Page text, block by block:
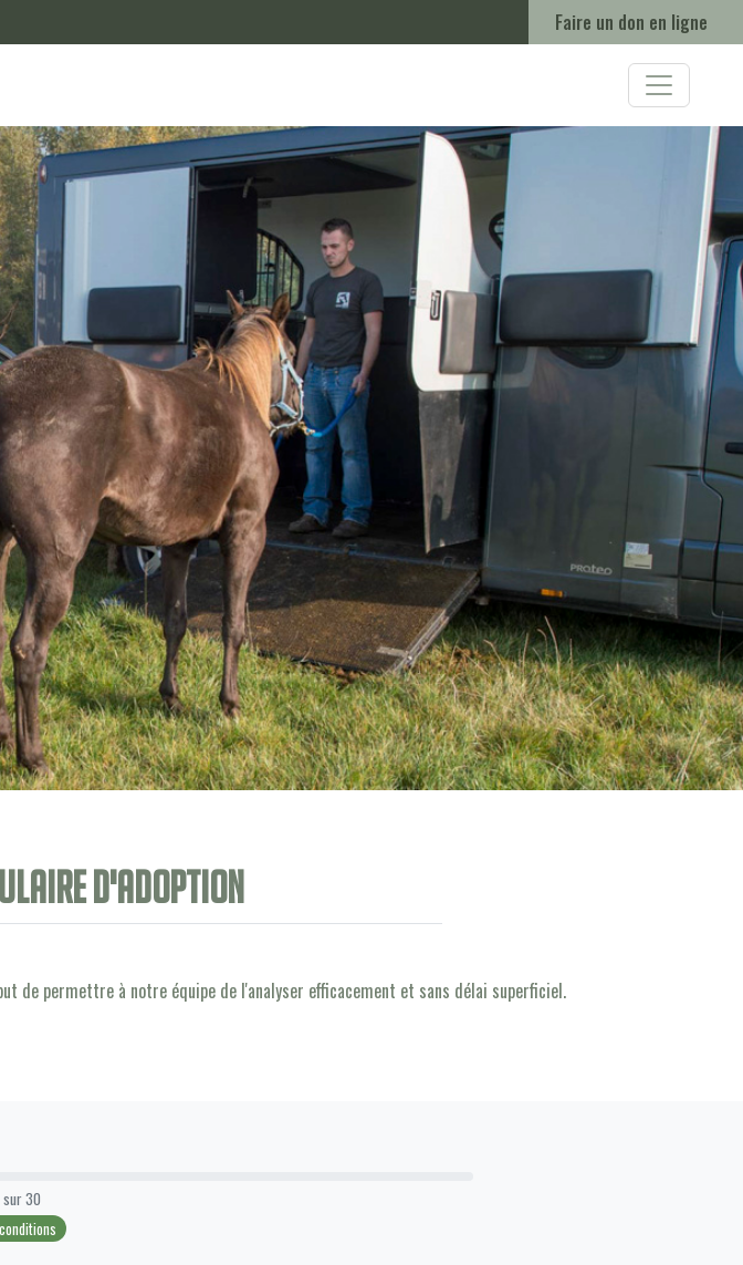
Faire un don en ligne
d'adoption
de permettre à notre équipe de l'analyser efficacement et sans délai superficiel.
sur30